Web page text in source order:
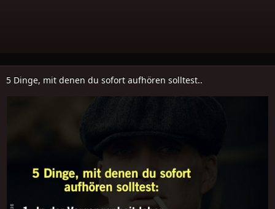
5 Dinge, mit denen du sofort aufhören solltest..